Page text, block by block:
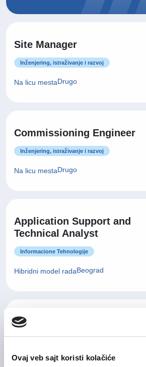
Ovaj veb sajt koristi kolačiće
Site Manager
Inženjering, istraživanje i razvoj
Na licu mestaDrugo
Commissioning Engineer
Inženjering, istraživanje i razvoj
Na licu mestaDrugo
Application Support and
Technical Analyst
Informacione Tehnologije
Hibridni model radaBeograd
IT Service Manager
Hibridni model radaBeograd , Nišavski